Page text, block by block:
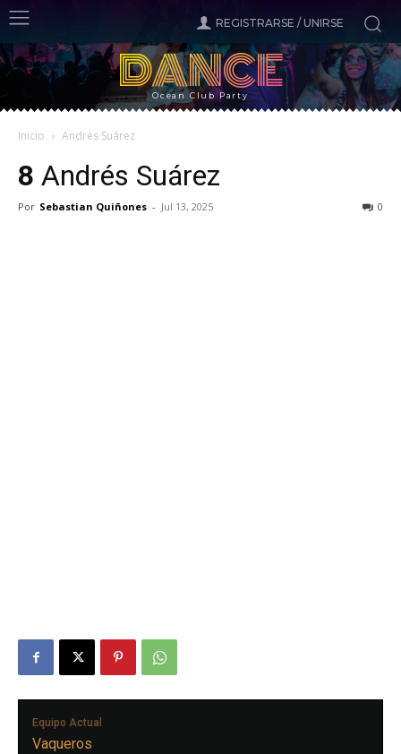
REGISTRARSE / UNIRSE
DANCE
Ocean Club Party
Inicio Andrés Suárez
8 Andrés Suárez
Por Sebastian Quiñones - Jul 13, 2025 0
Equipo Actual
Vaqueros